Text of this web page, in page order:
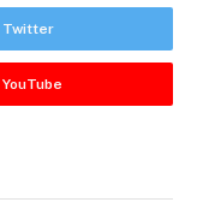
Twitter
YouTube